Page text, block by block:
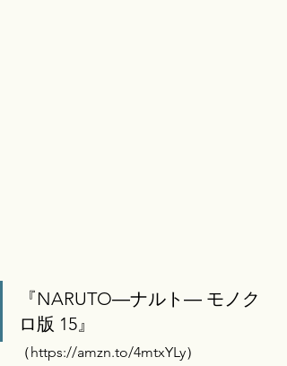
『NARUTO―ナルト― モノク
ロ版 15』
（ https://amzn.to/4mtxYLy）